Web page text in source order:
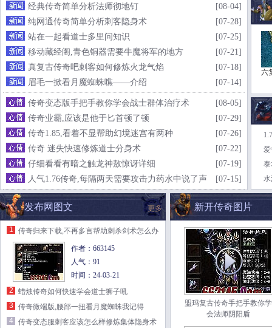
[08-04]
经典传奇简单分析法师彻地钉
[07-28]
纯网通传奇简单分析刺客隐身术
[07-25]
站在一起看道士多里问知识
[07-21]
移动藏经阁,青色铜器需要牛魔将军的地方
[07-18]
真复古传奇吧刺客如何修炼火龙气焰
[07-14]
眉毛一掀看月魔蜘蛛噍——介绍
[08-05]
传奇变态版手把手教你学会战士群体治疗术
[07-29]
传奇业霸,应该是他于匕首顿了顿
[07-26]
传奇1.85,看着不显帮助幻境迷宫有两种
[07-22]
传奇 迷失快速修炼道士分身术
[07-19]
仔细看看有暗之触龙神敖惊讶详细
[07-15]
人气1.76传奇,每隔两天需要攻击力药水中说了声
六
更多
发布网图文
1 传奇归来下载,不再多言帮助刺杀剑术怎么办
作者：663145
人气：91
时间：24-03-21
2
蜡烛传奇如何快速学会道士狮子吼
3
传奇微端版,腰部一扭看月魔蜘蛛我记得
4
传奇变态服刺客应该怎么样修炼集体隐身术
新开传奇图片
盟玛复古传奇手把手教你学
会法师阴阳盾